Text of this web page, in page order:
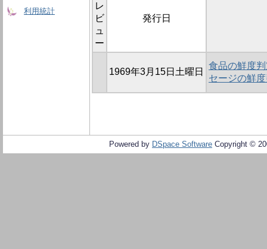
利用統計
レ
ビ
ュ
ー
発行日
1969年3月15日土曜日
食品の鮮度
セージの鮮
Powered by DSpace Software Copyright ©